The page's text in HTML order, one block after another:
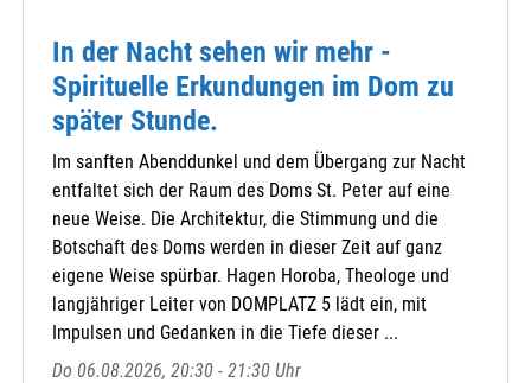
In der Nacht sehen wir mehr -
Spirituelle Erkundungen im Dom zu
später Stunde.
Im sanften Abenddunkel und dem Übergang zur Nacht
entfaltet sich der Raum des Doms St. Peter auf eine
neue Weise. Die Architektur, die Stimmung und die
Botschaft des Doms werden in dieser Zeit auf ganz
eigene Weise spürbar. Hagen Horoba, Theologe und
langjähriger Leiter von DOMPLATZ 5 lädt ein, mit
Impulsen und Gedanken in die Tiefe dieser ...
Do 06.08.2026, 20:30 - 21:30 Uhr